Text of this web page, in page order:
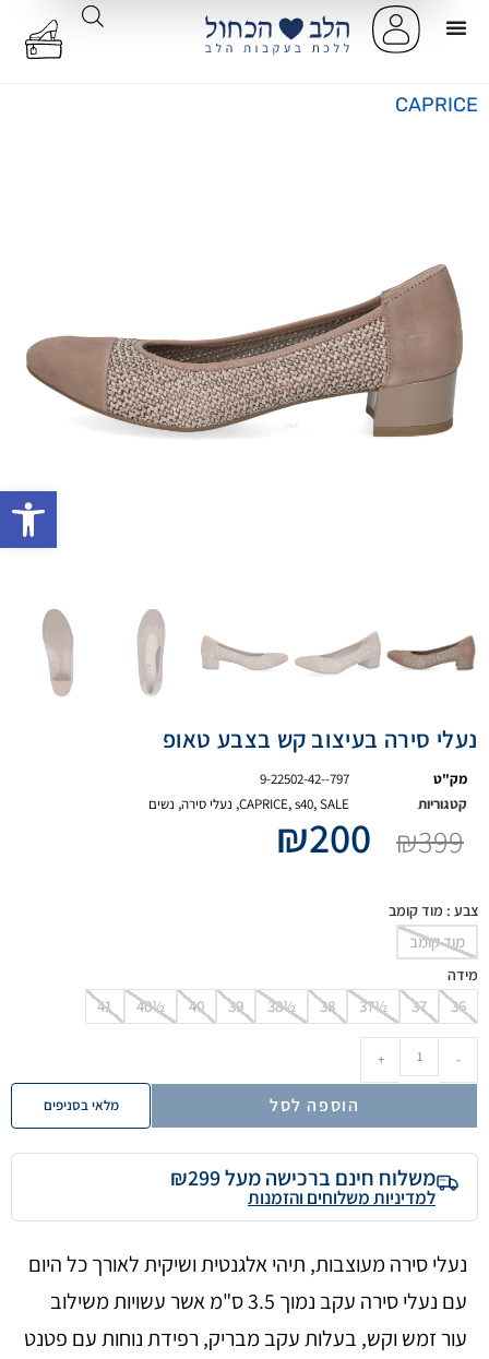
CAPRICE
נעלי סירה בעיצוב קש בצבע טאופ
מק"ט
9-22502-42--797
קטגוריות
CAPRICE,s40,SALE
, נעלי סירה, נשים
₪399
₪200
צבע : מוד קומב
מוד קומב
מידה
36
37
37½
38
38½
39
40
40½
41
-
+
הוספה לסל מלאי בסניפים
משלוח חינם ברכישה מעל ₪299
למדיניות משלוחים והזמנות
נעלי סירה מעוצבות, תיהי אלגנטית ושיקית לאורך כל היום
עם נעלי סירה עקב נמוך 3.5 ס"מ אשר עשויות משילוב
עור זמש וקש, בעלות עקב מבריק, רפידת נוחות עם פטנט